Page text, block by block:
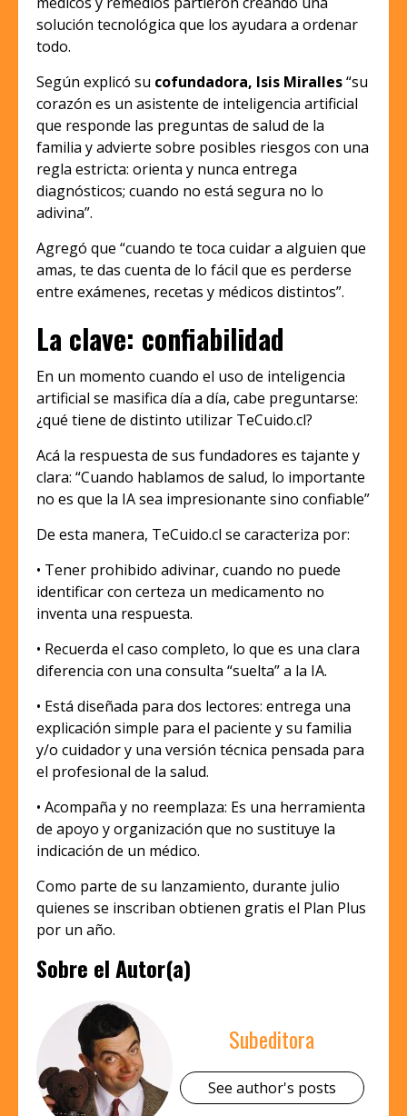
solución tecnológica que los ayudara a ordenar
todo.
Según explicó su cofundadora, Isis Miralles“su
corazón es un asistente de inteligencia artificial
que responde las preguntas de salud de la
familia y advierte sobre posibles riesgos con una
regla estricta: orienta y nunca entrega
diagnósticos; cuando no está segura no lo
adivina”.
Agregó que “cuando te toca cuidar a alguien que
amas, te das cuenta de lo fácil que es perderse
entre exámenes, recetas y médicos distintos”.
La clave: confiabilidad
En un momento cuando el uso de inteligencia
artificial se masifica día a día, cabe preguntarse:
¿qué tiene de distinto utilizar TeCuido.cl?
Acá la respuesta de sus fundadores es tajante y
clara: “Cuando hablamos de salud, lo importante
no es que la IA sea impresionante sino confiable”
De esta manera, TeCuido.cl se caracteriza por:
• Tener prohibido adivinar, cuando no puede
identificar con certeza un medicamento no
inventa una respuesta.
• Recuerda el caso completo, lo que es una clara
diferencia con una consulta “suelta” a la IA.
• Está diseñada para dos lectores: entrega una
explicación simple para el paciente y su familia
y/o cuidador y una versión técnica pensada para
el profesional de la salud.
• Acompaña y no reemplaza: Es una herramienta
de apoyo y organización que no sustituye la
indicación de un médico.
Como parte de su lanzamiento, durante julio
quienes se inscriban obtienen gratis el Plan Plus
por un año.
Sobre el Autor(a)
Subeditora
See author's posts